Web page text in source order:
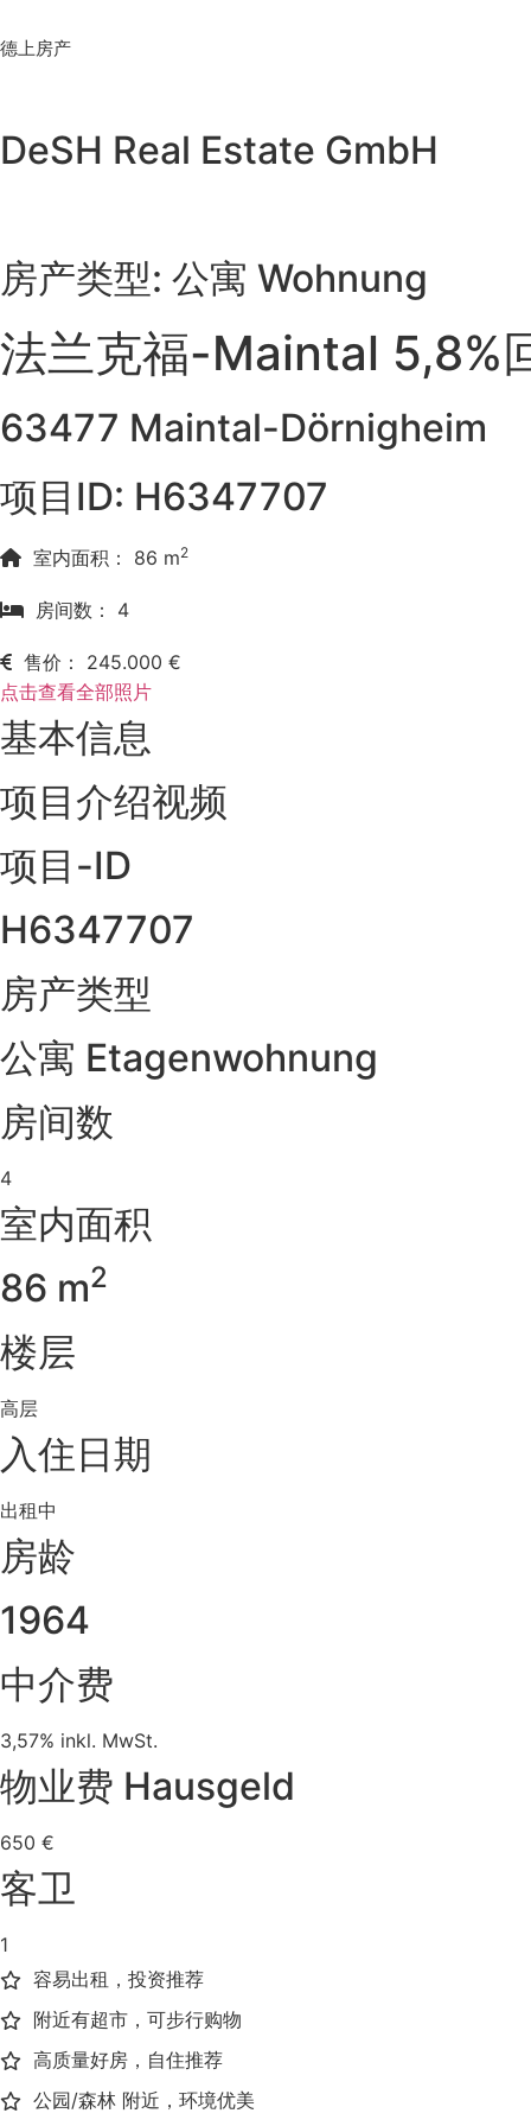
to
德上房产
DeSH Real Estate GmbH
房产类型: 公寓 Wohnung
法兰克福-Maintal 5,8%
63477 Maintal-Dörnigheim
项目ID: H6347707
室内面积： 86 m2
房间数： 4
售价： 245.000 €
点击查看全部照片
基本信息
项目介绍视频
项目-ID
H6347707
房产类型
公寓 Etagenwohnung
房间数
4
室内面积
86 m2
楼层
高层
入住日期
出租中
房龄
1964
中介费
3,57% inkl. MwSt.
物业费 Hausgeld
650 €
客卫
1
容易出租，投资推荐
附近有超市，可步行购物
高质量好房，自住推荐
公园/森林 附近，环境优美